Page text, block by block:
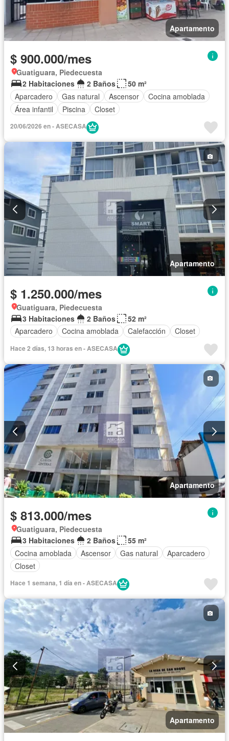
Apartamento
$ 900.000/mes
Guatiguara, Piedecuesta
2 Habitaciones
2 Baños
50 m²
Aparcadero
Gas natural Ascensor
Cocina amoblada
Área infantil
Piscina Closet
20/06/2026 en - ASECASA
Apartamento
$ 1.250.000/mes
Guatiguara, Piedecuesta
3 Habitaciones
2 Baños
52 m²
Aparcadero
Cocina amoblada Calefacción Closet
Hace 2 días, 13 horas en - ASECASA
Apartamento
$ 813.000/mes
Guatiguara, Piedecuesta
3 Habitaciones
2 Baños
55 m²
Cocina amoblada
Ascensor Gas natural
Aparcadero
Closet
Hace 1 semana, 1 día en - ASECASA
Apartamento